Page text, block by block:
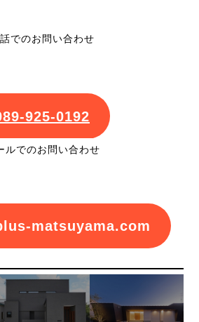
でのお問い合わせ
925-0192
ルでのお問い合わせ
matsuyama.com